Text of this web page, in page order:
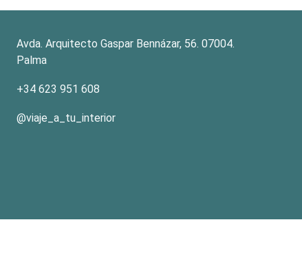
Avda. Arquitecto Gaspar Bennázar, 56. 07004.
Palma
+34 623 951 608
@viaje_a_tu_interior